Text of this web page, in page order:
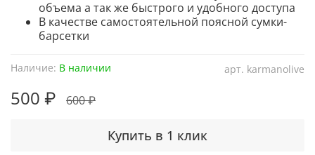
арт. karmanolive
Наличие: В наличии
500 ₽ 600 ₽
Купить в 1 клик
объема а так же быстрого и удобного доступа
В качестве самостоятельной поясной сумки-
барсетки